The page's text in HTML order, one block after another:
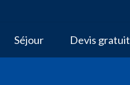
Séjour Devis gratuit